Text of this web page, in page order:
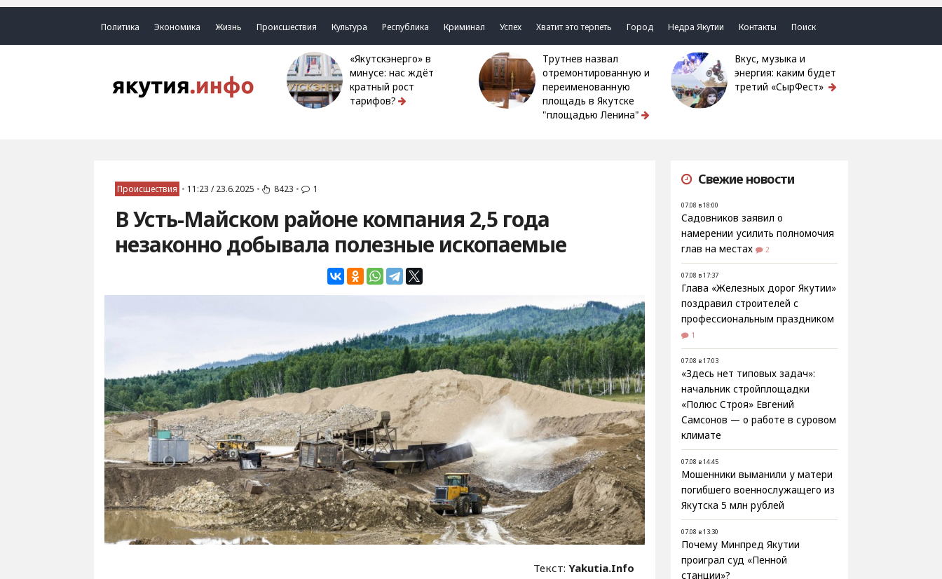
Политика Экономика Жизнь Происшествия Культура Республика Криминал Успех Хватит это терпеть Город Недра Якутии Контакты Поиск
«Якутскэнерго» в
минусе: нас ждёт
кратный рост
тарифов?
Трутнев назвал
отремонтированную и
переименованную
площадь в Якутске
"площадью Ленина"
Вкус, музыка и
энергия: каким будет
третий «СырФест»
Происшествия • 11:23 / 23.6.2025 • 8423 • 1
В Усть-Майском районе компания 2,5 года
незаконно добывала полезные ископаемые
Текст:Yakutia.Info
Свежие новости
07.08 в 18:00
Садовников заявил о
намерении усилить полномочия
глав на местах
2
07.08 в 17:37
Глава «Железных дорог Якутии»
поздравил строителей с
профессиональным праздником
1
07.08 в 17:03
«Здесь нет типовых задач»:
начальник стройплощадки
«Полюс Строя» Евгений
Самсонов — о работе в суровом
климате
07.08 в 14:45
Мошенники выманили у матери
погибшего военнослужащего из
Якутска 5 млн рублей
07.08 в 13:30
Почему Минпред Якутии
проиграл суд «Пенной
станции»?